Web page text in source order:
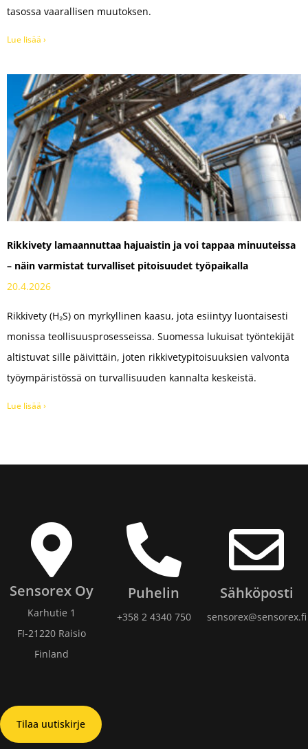
tasossa vaarallisen muutoksen.
Lue lisää ›
Rikkivety lamaannuttaa hajuaistin ja voi tappaa minuuteissa
– näin varmistat turvalliset pitoisuudet työpaikalla
20.4.2026
Rikkivety (H₂S) on myrkyllinen kaasu, jota esiintyy luontaisesti
monissa teollisuusprosesseissa. Suomessa lukuisat työntekijät
altistuvat sille päivittäin, joten rikkivetypitoisuuksien valvonta
työympäristössä on turvallisuuden kannalta keskeistä.
Lue lisää ›
Sensorex Oy
Karhutie 1
FI-21220 Raisio
Finland
Puhelin
+358 2 4340 750​
Sähköposti
sensorex@sensorex.fi
Tilaa uutiskirje